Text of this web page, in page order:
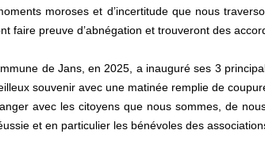
moroses et d’incertitude que nous
faire preuve d’abnégation et trouveront des
de Jans, en 2025, a inauguré ses 3
souvenir avec une matinée remplie de
avec les citoyens que nous sommes, de
et en particulier les bénévoles des